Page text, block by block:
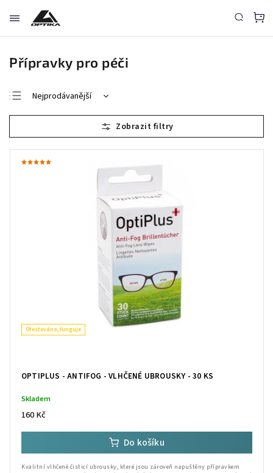
Přípravky pro péči
Nejprodávanější
Nejlevnější
Nejdražší
Otestováno, funguje
OPTIPLUS - ANTIFOG - VLHČENÉ UBROUSKY - 30 KS
Skladem
160 Kč
Do košíku
Kvalitní vlhčené čisticí ubrousky, které jsou zároveň napuštěny přípravkem